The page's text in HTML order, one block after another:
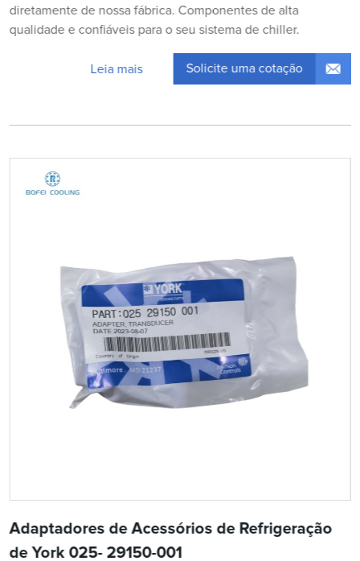
diretamente de nossa fábrica. Componentes de alta
qualidade e confiáveis para o seu sistema de chiller.
Leia mais Solicite uma cotação
Adaptadores de Acessórios de Refrigeração
de York 025- 29150-001